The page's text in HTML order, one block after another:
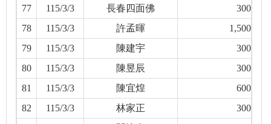
77
115/3/3 長春四面佛
300
78
115/3/3 許孟暉
1,500
79
115/3/3 陳建宇
300
80
115/3/3 陳昱辰
300
81
115/3/3 陳宜煌
600
82
115/3/3 林家正
300